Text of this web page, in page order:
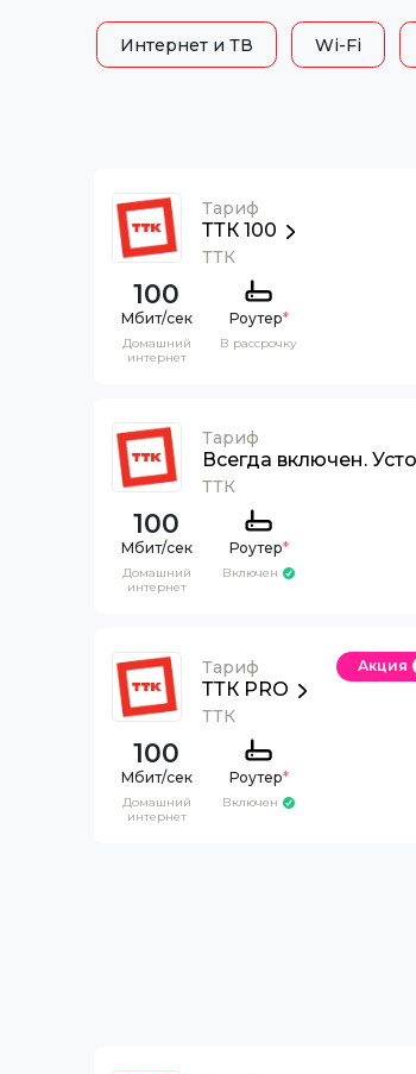
Интернет и ТВ Wi-Fi
Тариф
ТТК 100
ТТК
100
Домашний
интернет
Роутер*
В рассрочку
Тариф
Всегда включен.
ТТК
100
Домашний
интернет
Роутер*
Включен
Тариф
ТТК PRO
ТТК
Акция
100
Домашний
интернет
Роутер*
Включен